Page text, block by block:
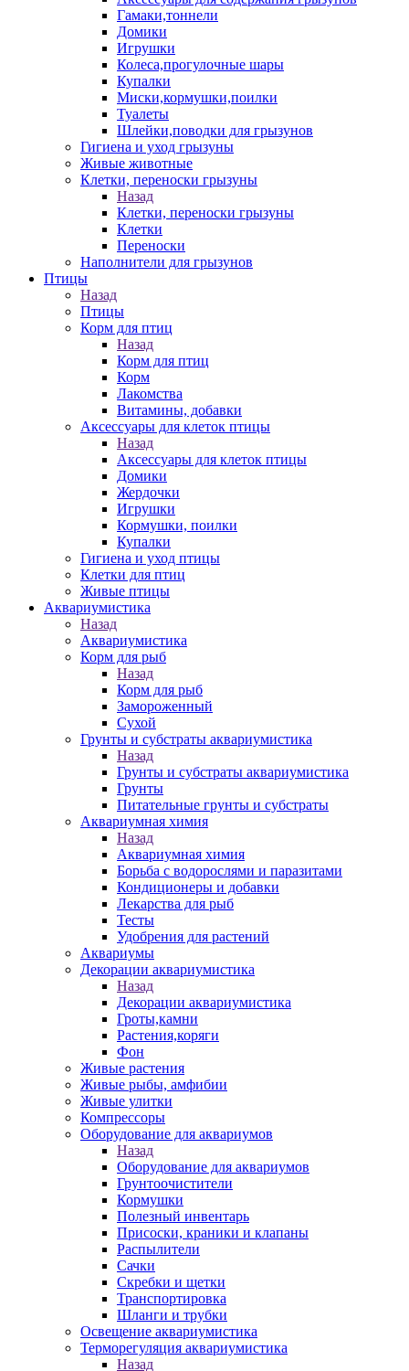
Гамаки,тоннели
Домики
Игрушки
Колеса,прогулочные шары
Купалки
Миски,кормушки,поилки
Туалеты
Шлейки,поводки для грызунов
Гигиена и уход грызуны
Живые животные
Клетки, переноски грызуны
Назад
Клетки, переноски грызуны
Клетки
Переноски
Наполнители для грызунов
Птицы
Назад
Птицы
Корм для птиц
Назад
Корм для птиц
Корм
Лакомства
Витамины, добавки
Аксессуары для клеток птицы
Назад
Аксессуары для клеток птицы
Домики
Жердочки
Игрушки
Кормушки, поилки
Купалки
Гигиена и уход птицы
Клетки для птиц
Живые птицы
Аквариумистика
Назад
Аквариумистика
Корм для рыб
Назад
Корм для рыб
Замороженный
Сухой
Грунты и субстраты аквариумистика
Назад
Грунты и субстраты аквариумистика
Грунты
Питательные грунты и субстраты
Аквариумная химия
Назад
Аквариумная химия
Борьба с водорослями и паразитами
Кондиционеры и добавки
Лекарства для рыб
Тесты
Удобрения для растений
Аквариумы
Декорации аквариумистика
Назад
Декорации аквариумистика
Гроты,камни
Растения,коряги
Фон
Живые растения
Живые рыбы, амфибии
Живые улитки
Компрессоры
Оборудование для аквариумов
Назад
Оборудование для аквариумов
Грунтоочистители
Кормушки
Полезный инвентарь
Присоски, краники и клапаны
Распылители
Сачки
Скребки и щетки
Транспортировка
Шланги и трубки
Освещение аквариумистика
Терморегуляция аквариумистика
Назад